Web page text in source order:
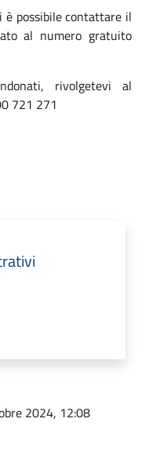
è possibile contattare il
al numero gratuito
rivolgetevi al
721 271
2024, 12:08